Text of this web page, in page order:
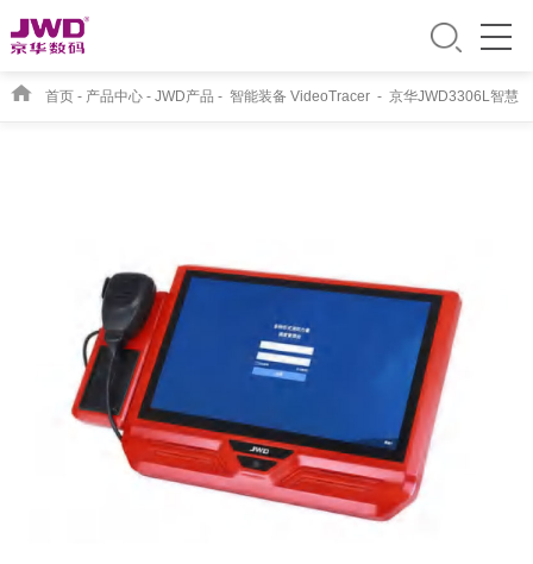
首页- 产品中心- JWD产品 - 智能装备 VideoTracer- 京华JWD3306L智慧